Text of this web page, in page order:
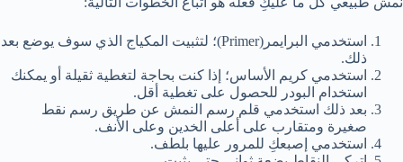
استخدمي البرايمر(Primer)؛ لتثبيت المكياج الذي سوف يوضع بعد
ذلك.
استخدمي كريم الأساس؛ إذا كنت بحاجة لتغطية ثقيلة أو يمكنك
استخدام البودر للحصول على تغطية أقل.
بعد ذلك استخدمي قلم رسم النمش عن طريق رسم نقط
صغيرة ومتقارب على أعلى الخدين وعلى الأنف.
استخدمي إصبعكِ للمرور عليها بلطف.